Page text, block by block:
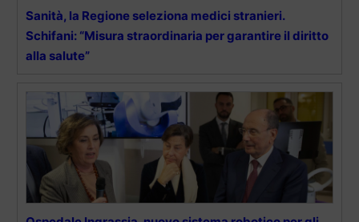
Sanità, la Regione seleziona medici stranieri.
Schifani: “Misura straordinaria per garantire il diritto
alla salute”